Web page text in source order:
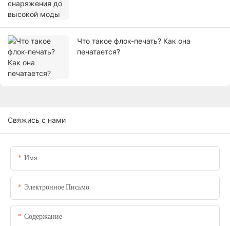
Что такое флок-печать? Как она
печатается?
Свяжись с нами
Имя
Электронное Письмо
Содержание